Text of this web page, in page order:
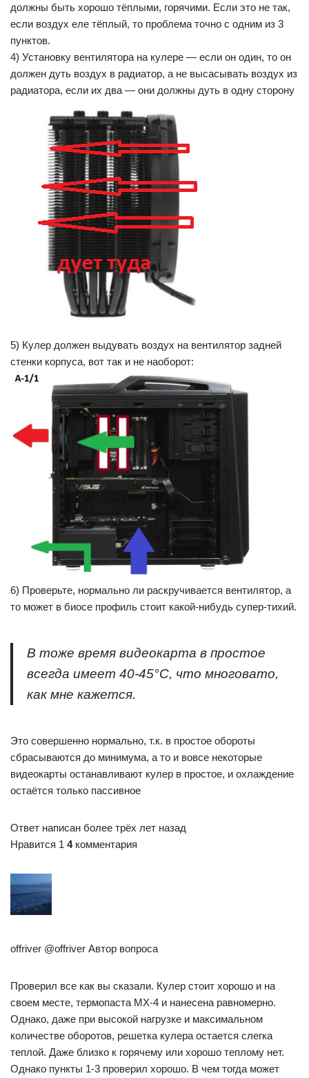
должны быть хорошо тёплыми, горячими. Если это не так,
если воздух еле тёплый, то проблема точно с одним из 3
пунктов.
4) Установку вентилятора на кулере — если он один, то он
должен дуть воздух в радиатор, а не высасывать воздух из
радиатора, если их два — они должны дуть в одну сторону
5) Кулер должен выдувать воздух на вентилятор задней
стенки корпуса, вот так и не наоборот:
6) Проверьте, нормально ли раскручивается вентилятор, а
то может в биосе профиль стоит какой-нибудь супер-тихий.
В тоже время видеокарта в простое
всегда имеет 40-45°C, что многовато,
как мне кажется.
Это совершенно нормально, т.к. в простое обороты
сбрасываются до минимума, а то и вовсе некоторые
видеокарты останавливают кулер в простое, и охлаждение
остаётся только пассивное
Ответ написан более трёх лет назад
Нравится 1 4комментария
offriver @offriver Автор вопроса
Проверил все как вы сказали. Кулер стоит хорошо и на
своем месте, термопаста MX-4 и нанесена равномерно.
Однако, даже при высокой нагрузке и максимальном
количестве оборотов, решетка кулера остается слегка
теплой. Даже близко к горячему или хорошо теплому нет.
Однако пункты 1-3 проверил хорошо. В чем тогда может